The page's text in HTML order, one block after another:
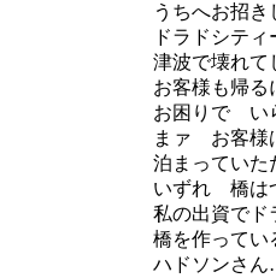
うちへお招
ドラドシテ
津波で壊れ
お客様も帰る
お困りで い
まァ お客様
泊まってい
いずれ 橋は
私の出資でド
橋を作ってい
ハドソンさ